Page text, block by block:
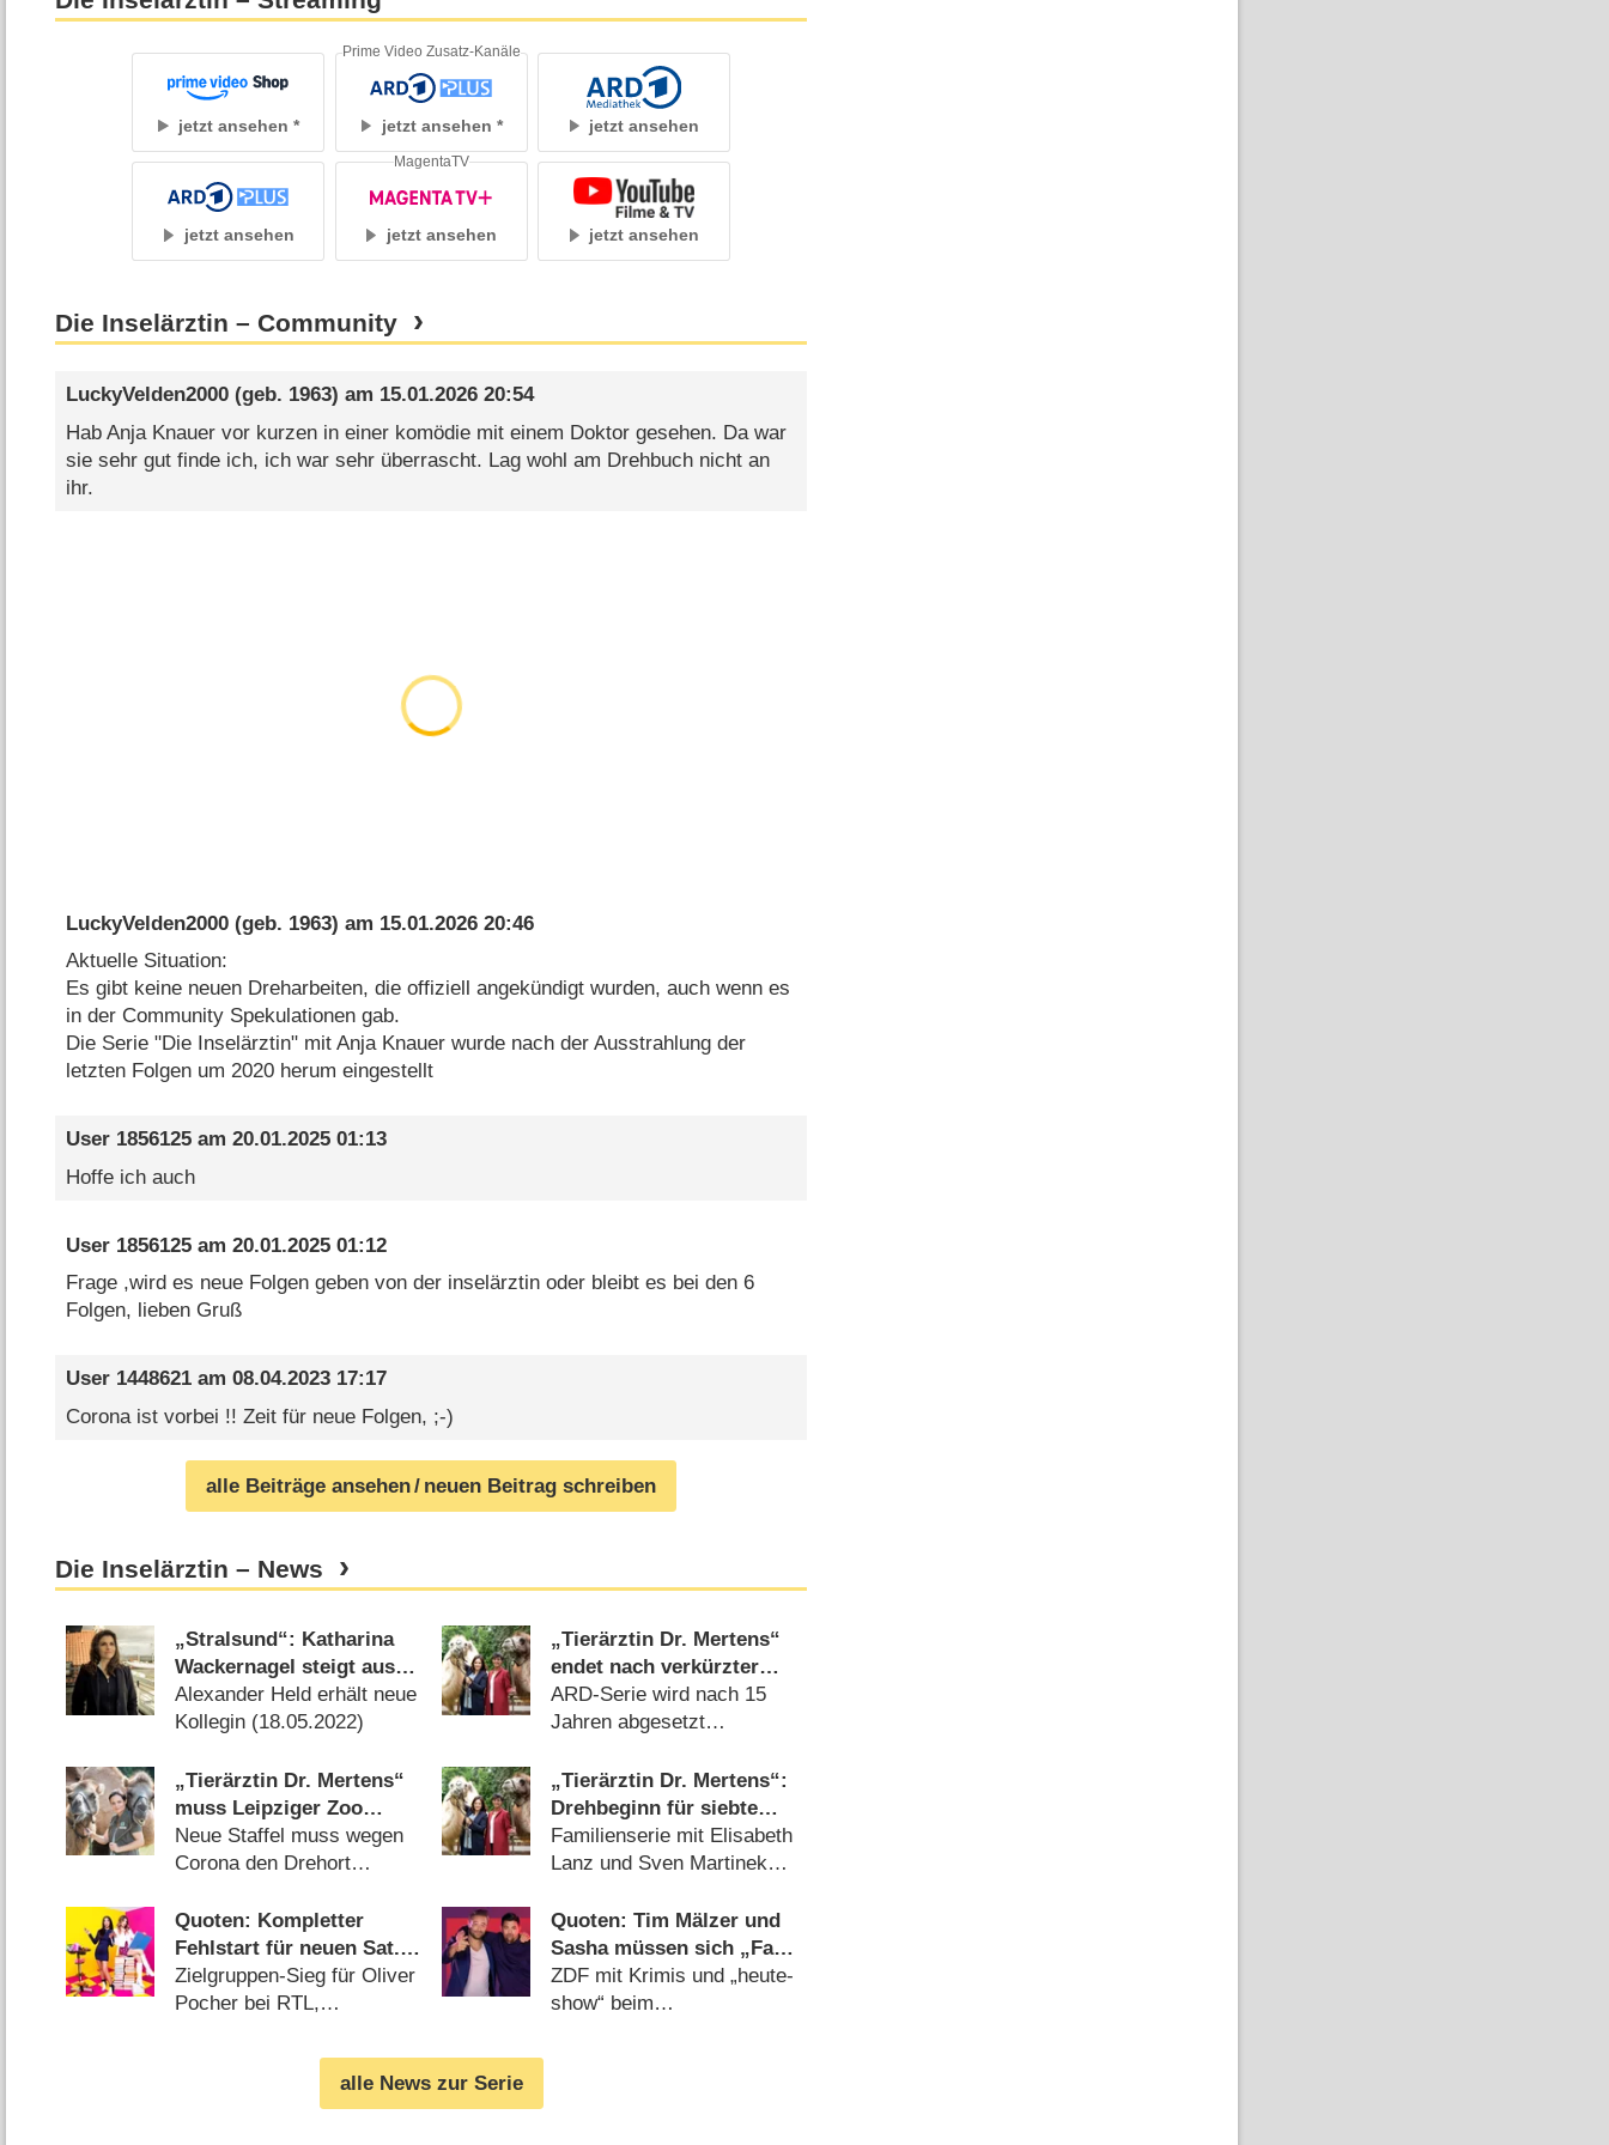
jetzt ansehen jetzt ansehen
Prime Video Zusatz-Kanäle
jetzt ansehen
jetzt ansehen jetzt ansehen
MagentaTV
jetzt ansehen
Die Inselärztin – Community
LuckyVelden2000(geb. 1963) am 15.01.2026 20:54
Hab Anja Knauer vor kurzen in einer komödie mit einem Doktor gesehen. Da war
sie sehr gut finde ich, ich war sehr überrascht. Lag wohl am Drehbuch nicht an
ihr.
LuckyVelden2000(geb. 1963) am 15.01.2026 20:46
Aktuelle Situation:
Es gibt keine neuen Dreharbeiten, die offiziell angekündigt wurden, auch wenn es
in der Community Spekulationen gab.
Die Serie "Die Inselärztin" mit Anja Knauer wurde nach der Ausstrahlung der
letzten Folgen um 2020 herum eingestellt
User 1856125am 20.01.2025 01:13
Hoffe ich auch
User 1856125am 20.01.2025 01:12
Frage ,wird es neue Folgen geben von der inselärztin oder bleibt es bei den 6
Folgen, lieben Gruß
User 1448621am 08.04.2023 17:17
Corona ist vorbei !! Zeit für neue Folgen, ;-)
alle Beiträge ansehen/ neuen Beitrag schreiben
Die Inselärztin – News
„Stralsund“: Katharina
Wackernagel steigt aus
ZDF-Krimireihe aus
Alexander Held erhält neue
Kollegin (18.05.2022)
„Tierärztin Dr. Mertens“
endet nach verkürzter
siebter Staffel
ARD-Serie wird nach 15
Jahren abgesetzt
„Tierärztin Dr. Mertens“
muss Leipziger Zoo
verlassen
Neue Staffel muss wegen
Corona den Drehort
„Tierärztin Dr. Mertens“:
Drehbeginn für siebte
Staffel
Familienserie mit Elisabeth
Lanz und Sven Martinek
Quoten: Kompletter
Fehlstart für neuen Sat.1-
Serien-Freitag
Zielgruppen-Sieg für Oliver
Pocher bei RTL,
08.02.2020)
Quoten: Tim Mälzer und
Sasha müssen sich „Fack
ju Göhte 2“ geschlagen
geben
ZDF mit Krimis und „heute-
show“ beim
alle News zur Serie